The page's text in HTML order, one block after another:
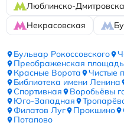
Люблинско-
Некрасовская
Бульвар Рокоссовского
Преображенская площадь
Красные Ворота
Чистые
Библиотека имени Ленина
Спортивная
Воробьёвы
Юго-Западная
Филатов Луг
Прокшино
Потапово